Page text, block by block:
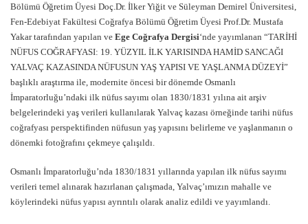
Bölümü Öğretim Üyesi Doç.Dr. İlker Yiğit ve Süleyman Demirel Üniversitesi,
Fen-Edebiyat Fakültesi Coğrafya Bölümü Öğretim Üyesi Prof.Dr. Mustafa
Yakar tarafından yapılan ve Ege Coğrafya Dergisi‘nde yayımlanan “TARİHİ
NÜFUS COĞRAFYASI: 19. YÜZYIL İLK YARISINDA HAMİD SANCAĞI
YALVAÇ KAZASINDA NÜFUSUN YAŞ YAPISI VE YAŞLANMA DÜZEYİ”
başlıklı araştırma ile, modernite öncesi bir dönemde Osmanlı
İmparatorluğu’ndaki ilk nüfus sayımı olan 1830/1831 yılına ait arşiv
belgelerindeki yaş verileri kullanılarak Yalvaç kazası örneğinde tarihi nüfus
coğrafyası perspektifinden nüfusun yaş yapısını belirleme ve yaşlanmanın o
dönemki fotoğrafını çekmeye çalışıldı.
Osmanlı İmparatorluğu’nda 1830/1831 yıllarında yapılan ilk nüfus sayımı
verileri temel alınarak hazırlanan çalışmada, Yalvaç’ımızın mahalle ve
köylerindeki nüfus yapısı ayrıntılı olarak analiz edildi ve yayımlandı.